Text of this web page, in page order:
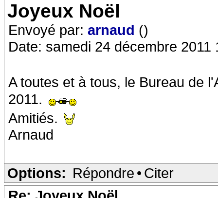
Joyeux Noël
Envoyé par: arnaud ()
Date: samedi 24 décembre 2011
A toutes et à tous, le Bureau de
2011.
Amitiés.
Arnaud
Options: Répondre • Citer